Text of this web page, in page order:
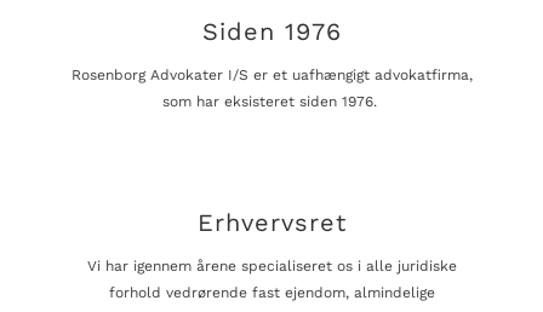
Siden 1976
Rosenborg Advokater I/S er et uafhængigt advokatfirma,
som har eksisteret siden 1976.
Erhvervsret
Vi har igennem årene specialiseret os i alle juridiske
forhold vedrørende fast ejendom, almindelige